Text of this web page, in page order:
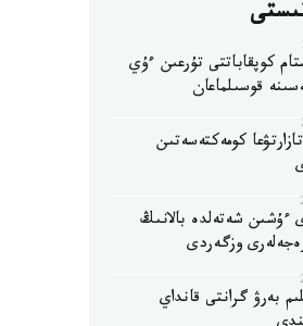
10 نان استام كوپقاباتتى تۇرعىن ءۇي
قوسىلماعان
كومەكتەسەتىن
ءۇشىن شەتەلدە بالانىڭ
وزگەردى
بەرۋ گرانتى قانداي